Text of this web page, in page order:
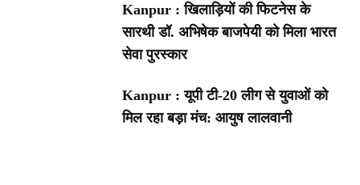
Kanpur : खिलाड़ियों की फिटनेस के
सारथी डॉ. अभिषेक बाजपेयी को मिला भारत
सेवा पुरस्कार
Kanpur : यूपी टी-20 लीग से युवाओं को
मिल रहा बड़ा मंच: आयुष लालवानी